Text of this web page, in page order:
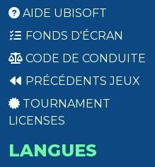
AIDE UBISOFT
FONDS D'ÉCRAN
CODE DE CONDUITE
PRÉCÉDENTS JEUX
TOURNAMENT
LICENSES
LANGUES